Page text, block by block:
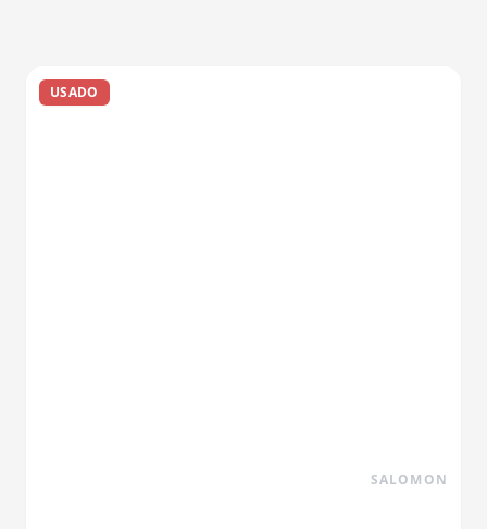
USADO
SALOMON